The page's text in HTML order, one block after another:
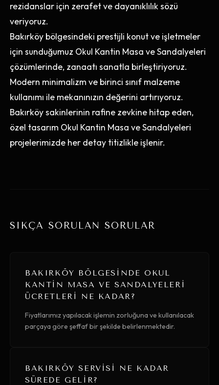
rezidanslar için zerafet ve dayanıklılık sözü
veriyoruz.
Bakırköy bölgesindeki prestijli konut ve işletmeler
için sunduğumuz Okul Kantin Masa ve Sandalyeleri
çözümlerinde, zanaatı sanatla birleştiriyoruz.
Modern minimalizm ve birinci sınıf malzeme
kullanımı ile mekanınızın değerini artırıyoruz.
Bakırköy sakinlerinin rafine zevkine hitap eden,
özel tasarım Okul Kantin Masa ve Sandalyeleri
projelerimizde her detay titizlikle işlenir.
SIKÇA SORULAN SORULAR
BAKIRKÖY BÖLGESINDE OKUL
KANTIN MASA VE SANDALYELERI
ÜCRETLERI NE KADAR?
Fiyatlarımız yapılacak işlemin zorluğuna ve kullanılacak
parçaya göre şeffaf bir şekilde belirlenmektedir.
BAKIRKÖY SERVISI NE KADAR
SÜREDE GELIR?